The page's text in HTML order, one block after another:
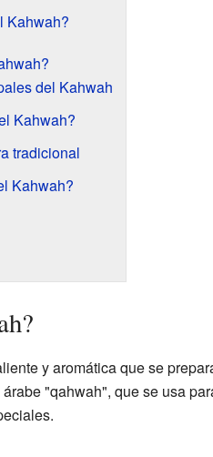
Kahwah?
del Kahwah
Kahwah?
tradicional
Kahwah?
y aromática que se
"qahwah", que se usa